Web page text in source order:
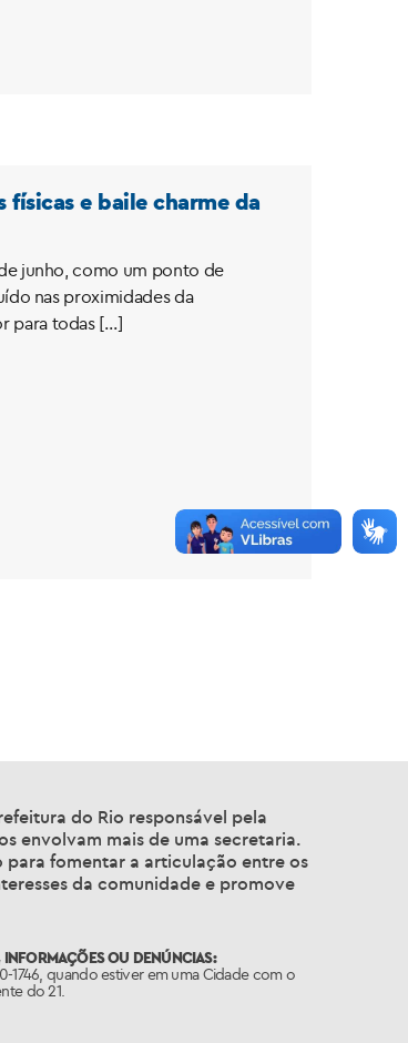
físicas e baile charme da
junho, como um ponto de
nas proximidades da
para todas […]
do Rio responsável pela
envolvam mais de uma secretaria.
fomentar a articulação entre os
da comunidade e promove
INFORMAÇÕES OU DENÚNCIAS:
1746, quando estiver em uma Cidade com o
do 21.